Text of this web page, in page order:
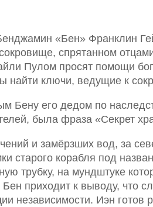
«Бен» Франклин
спрятанном
Пулом просят помощи
найти ключи, ведущие к
Бену его дедом по
была фраза «Секрет
и замёрзших вод, за
старого корабля под
трубку, на мундштуке
Бен приходит к выводу, что
независимости. Иэн готов